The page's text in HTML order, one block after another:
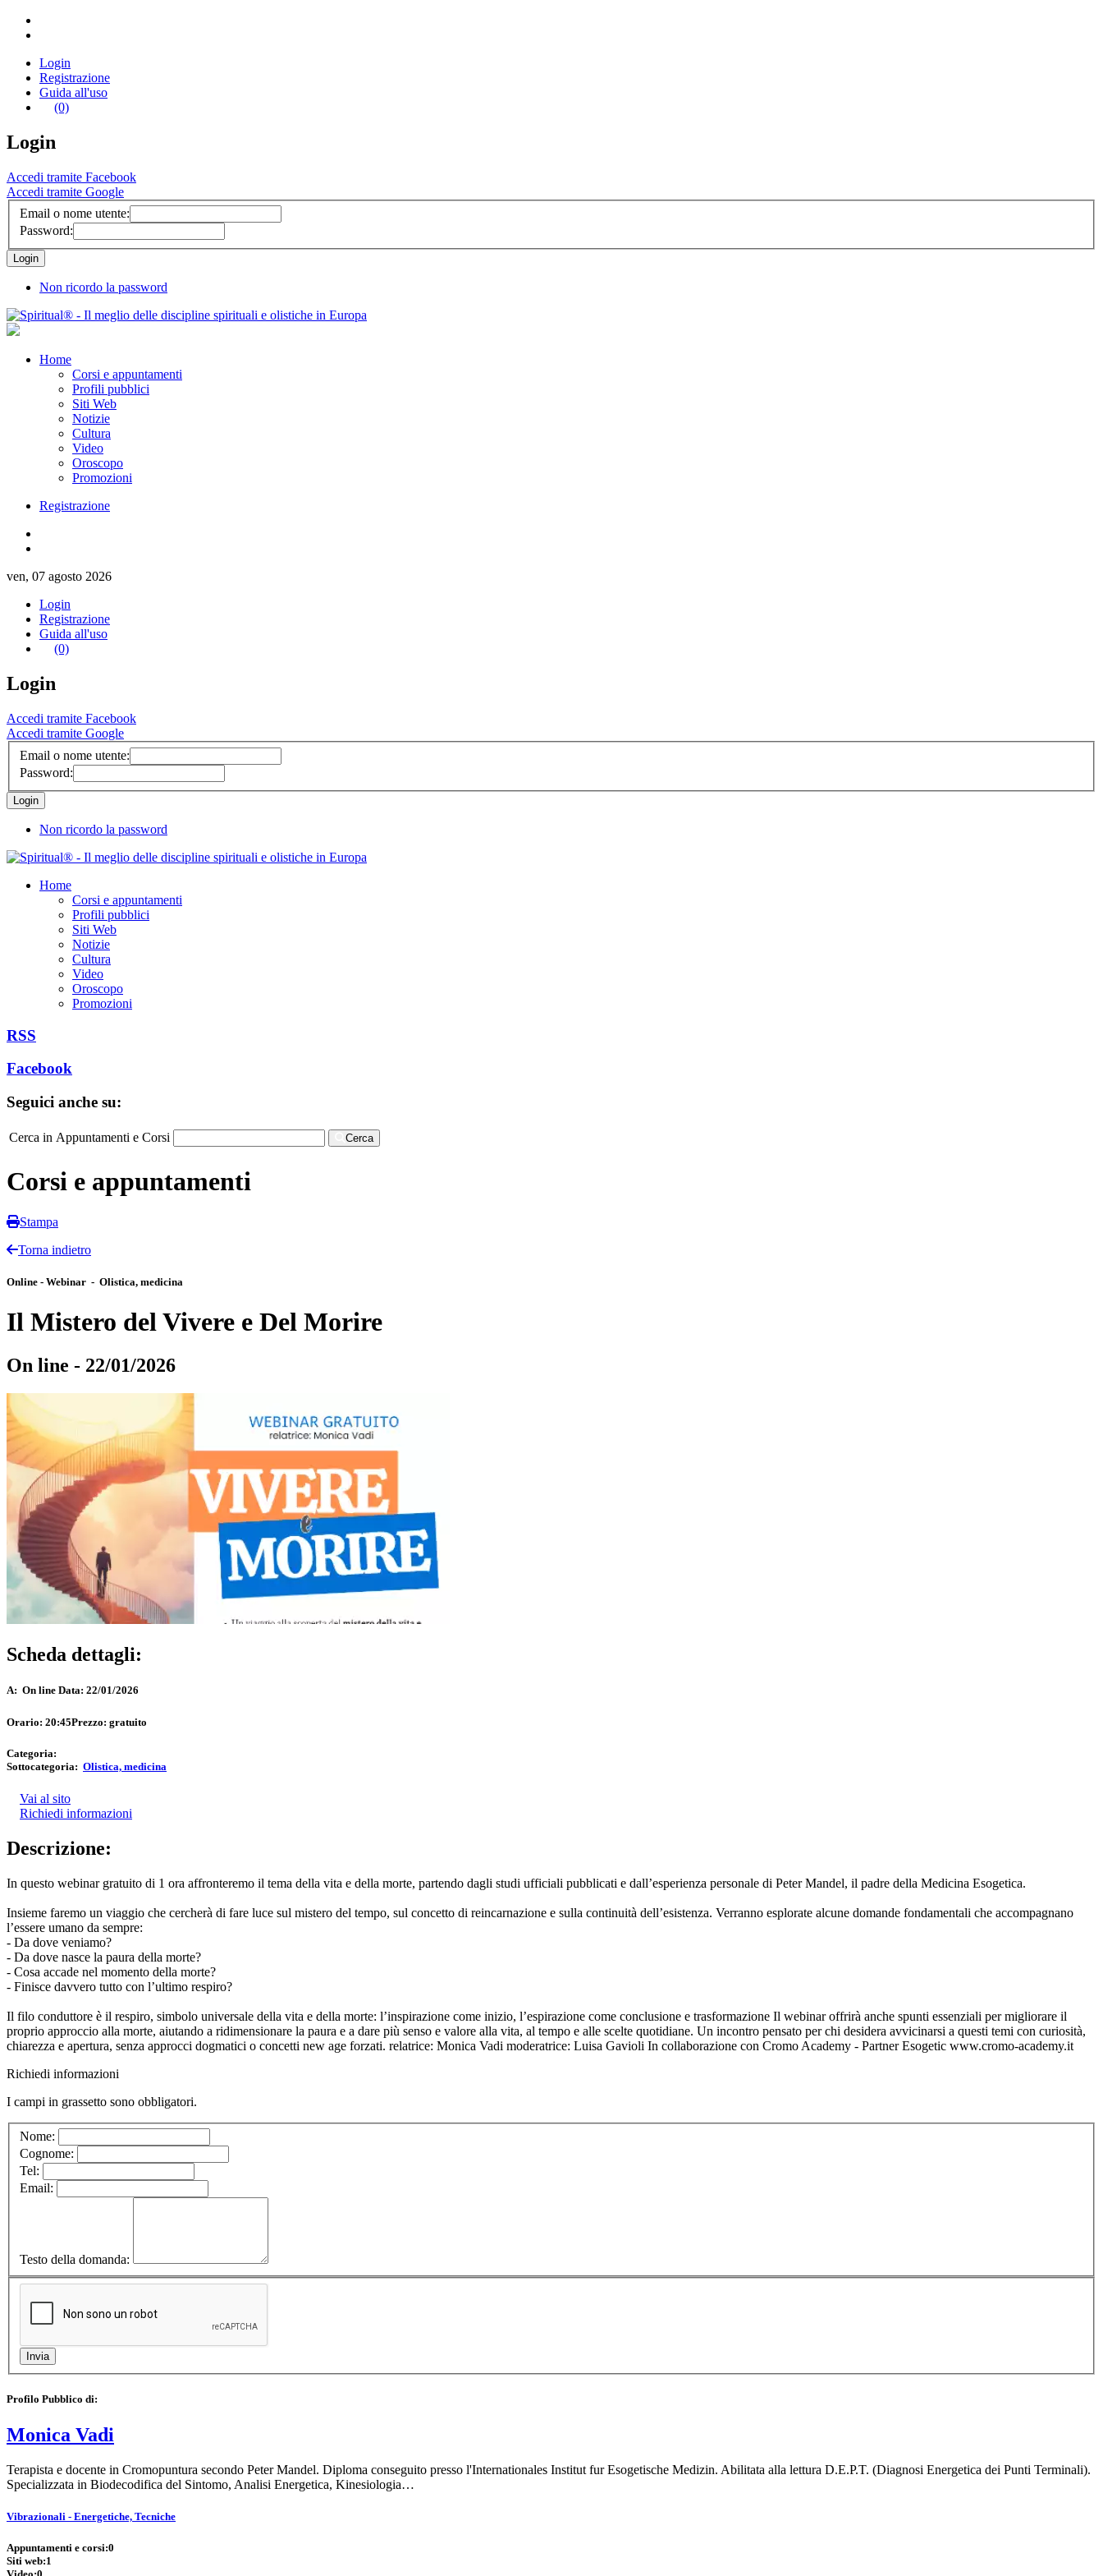
Login
Registrazione
Guida all'uso
(0)
Login
Accedi tramite Facebook
Accedi tramite Google
Email o nome utente:
Password:
Non ricordo la password
Home
Corsi e appuntamenti
Profili pubblici
Siti Web
Notizie
Cultura
Video
Oroscopo
Promozioni
Registrazione
ven, 07 agosto 2026
Login
Registrazione
Guida all'uso
(0)
Login
Accedi tramite Facebook
Accedi tramite Google
Email o nome utente:
Password:
Non ricordo la password
Home
Corsi e appuntamenti
Profili pubblici
Siti Web
Notizie
Cultura
Video
Oroscopo
Promozioni
RSS
Facebook
Seguici anche su:
Cerca in Appuntamenti e Corsi Cerca
Corsi e appuntamenti
Stampa
Torna indietro
Online - Webinar - Olistica, medicina
Il Mistero del Vivere e Del Morire
On line - 22/01/2026
Scheda dettagli:
A: On line Data: 22/01/2026
Orario: 20:45Prezzo: gratuito
Categoria:
Sottocategoria: Olistica, medicina
Vai al sito
Richiedi informazioni
Descrizione:
In questo webinar gratuito di 1 ora affronteremo il tema della vita e della morte, partendo dagli studi ufficiali pubblicati e dall’esperienza personale di Peter Mandel, il padre della Medicina Esogetica.
Insieme faremo un viaggio che cercherà di fare luce sul mistero del tempo, sul concetto di reincarnazione e sulla continuità dell’esistenza. Verranno esplorate alcune domande fondamentali che accompagnano
l’essere umano da sempre:
- Da dove veniamo?
- Da dove nasce la paura della morte?
- Cosa accade nel momento della morte?
- Finisce davvero tutto con l’ultimo respiro?
Il filo conduttore è il respiro, simbolo universale della vita e della morte: l’inspirazione come inizio, l’espirazione come conclusione e trasformazione Il webinar offrirà anche spunti essenziali per migliorare il
proprio approccio alla morte, aiutando a ridimensionare la paura e a dare più senso e valore alla vita, al tempo e alle scelte quotidiane. Un incontro pensato per chi desidera avvicinarsi a questi temi con curiosità,
chiarezza e apertura, senza approcci dogmatici o concetti new age forzati. relatrice: Monica Vadi moderatrice: Luisa Gavioli In collaborazione con Cromo Academy - Partner Esogetic www.cromo-academy.it
Richiedi informazioni
I campi in grassetto sono obbligatori.
Nome:
Cognome:
Tel:
Email:
Testo della domanda:
Profilo Pubblico di:
Monica Vadi
Terapista e docente in Cromopuntura secondo Peter Mandel. Diploma conseguito presso l'Internationales Institut fur Esogetische Medizin. Abilitata alla lettura D.E.P.T. (Diagnosi Energetica dei Punti Terminali).
Specializzata in Biodecodifica del Sintomo, Analisi Energetica, Kinesiologia…
Vibrazionali - Energetiche, Tecniche
Appuntamenti e corsi:0
Siti web:1